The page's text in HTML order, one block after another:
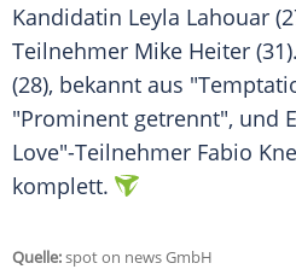
Kandidatin Leyla Lahouar
Teilnehmer Mike Heiter (31).
(28), bekannt aus
"Prominent getrennt", und
Love"-Teilnehmer Fabio
komplett.
Quelle:spot on news GmbH